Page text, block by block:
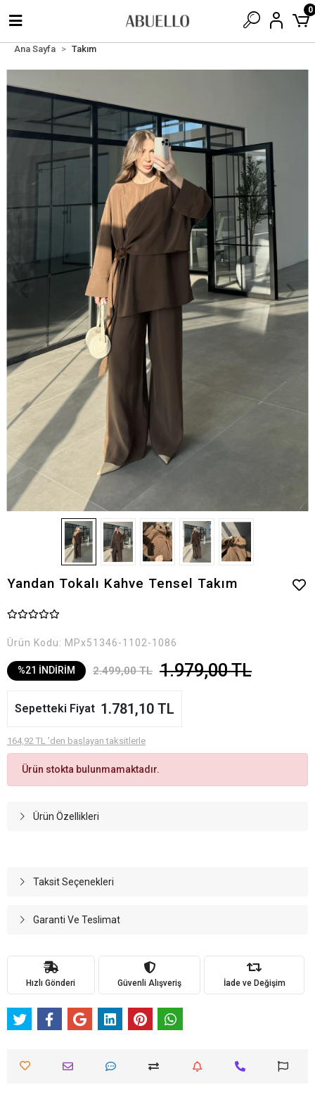
0
Ana Sayfa Takım
Yandan Tokalı Kahve Tensel Takım
Ürün Kodu: MPx51346-1102-1086
%21 İNDİRİM 2.499,00 TL 1.979,00 TL
Sepetteki Fiyat 1.781,10 TL
164,92 TL 'den başlayan taksitlerle
Ürün stokta bulunmamaktadır.
Ürün Özellikleri
Taksit Seçenekleri
Garanti Ve Teslimat
Hızlı Gönderi Güvenli Alışveriş İade ve Değişim